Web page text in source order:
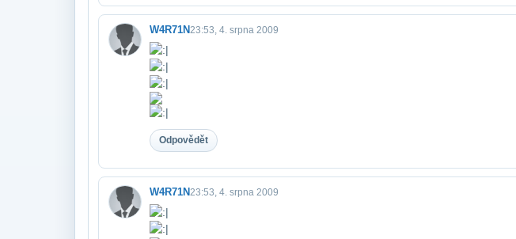
W4R71N23:53, 4. srpna 2009
Odpovědět
W4R71N23:53, 4. srpna 2009